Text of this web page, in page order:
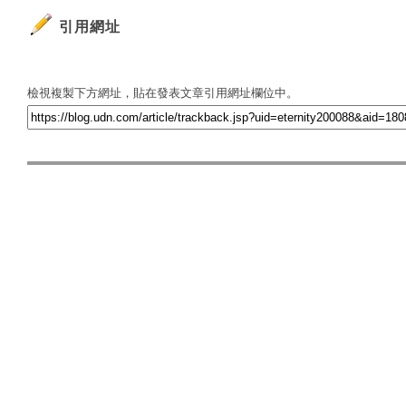
引用網址
檢視複製下方網址，貼在發表文章引用網址欄位中。